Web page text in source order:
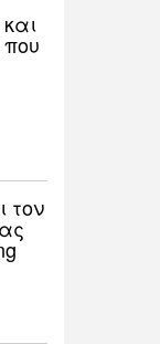
τον